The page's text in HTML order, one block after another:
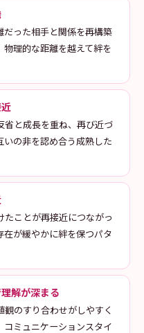
った相手と関係を再構築
理的な距離を越えて絆を
省と成長を重ね、再び近づ
いの非を認め合う成熟した
ことが再接近につながっ
が緩やかに絆を保つパタ
解が深まる
のすり合わせがしやすく
ミュニケーションスタイ